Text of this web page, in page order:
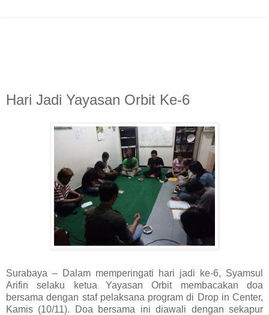
Hari Jadi Yayasan Orbit Ke-6
Surabaya – Dalam memperingati hari jadi ke-6, Syamsul
Arifin selaku ketua Yayasan Orbit membacakan doa
bersama dengan staf pelaksana program di Drop in Center,
Kamis (10/11). Doa bersama ini diawali dengan sekapur